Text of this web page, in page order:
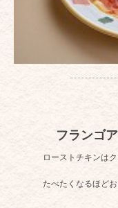
フランゴ
ローストチキンは
たべたくなるほど